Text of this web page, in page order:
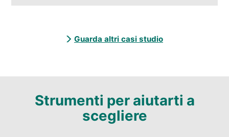
Guarda altri casi studio
Strumenti per aiutarti a
scegliere